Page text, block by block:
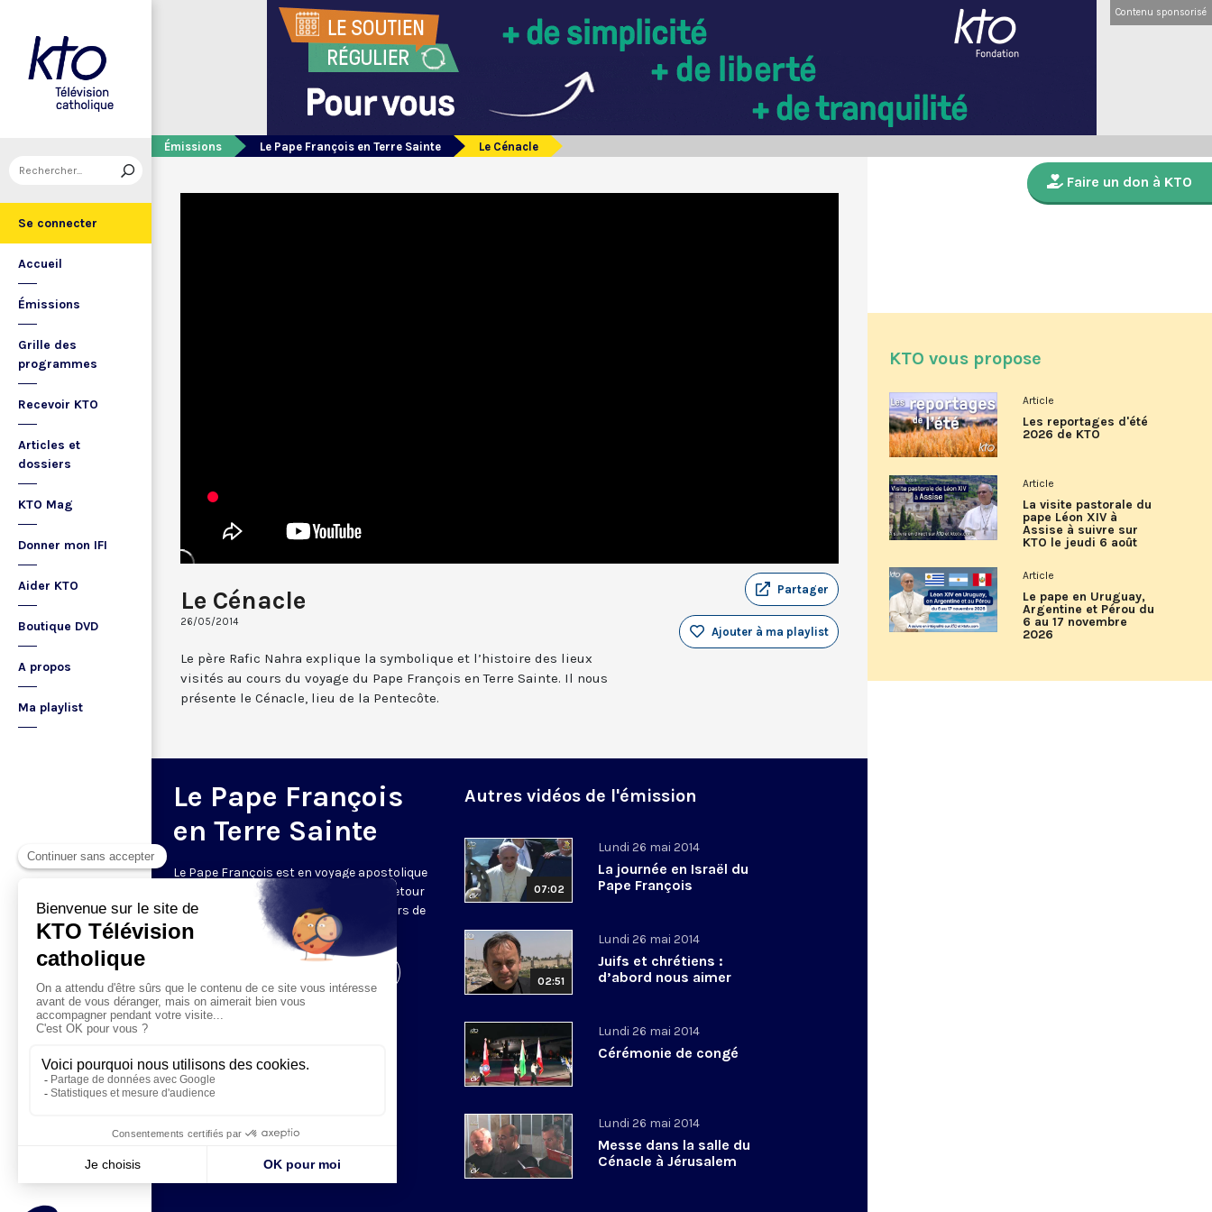
Se connecter
Accueil
Émissions
Grille des
programmes
Recevoir KTO
Articles et
dossiers
KTO Mag
Donner mon IFI
Aider KTO
Boutique DVD
A propos
Ma playlist
Contenu sponsorisé
Émissions Le Pape François en Terre Sainte Le Cénacle
Le Cénacle
26/05/2014
Partager
Ajouter à ma playlist
Le père Rafic Nahra explique la symbolique et l’histoire des lieux
visités au cours du voyage du Pape François en Terre Sainte. Il nous
présente le Cénacle, lieu de la Pentecôte.
Le Pape François
en Terre Sainte
Le Pape François est en voyage apostolique
en Terre Sainte du 24 au 26 mai 2014. Retour
sur les moments forts de ces trois jours de
voyage.
Autres vidéos de l'émission
07:02
Lundi 26 mai 2014
La journée en Israël du
Pape François
02:51
Lundi 26 mai 2014
Juifs et chrétiens :
d’abord nous aimer
Lundi 26 mai 2014
Cérémonie de congé
Lundi 26 mai 2014
Messe dans la salle du
Cénacle à Jérusalem
Faire un don à KTO
KTO vous propose
Article
Les reportages d'été
2026 de KTO
Article
La visite pastorale du
pape Léon XIV à
Assise à suivre sur
KTO le jeudi 6 août
Article
Le pape en Uruguay,
Argentine et Pérou du
6 au 17 novembre
2026